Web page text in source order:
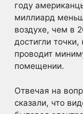
году
миллиард
воздухе, чем в
достигли
проводит
помещении.
Отвечая на
сказали, что